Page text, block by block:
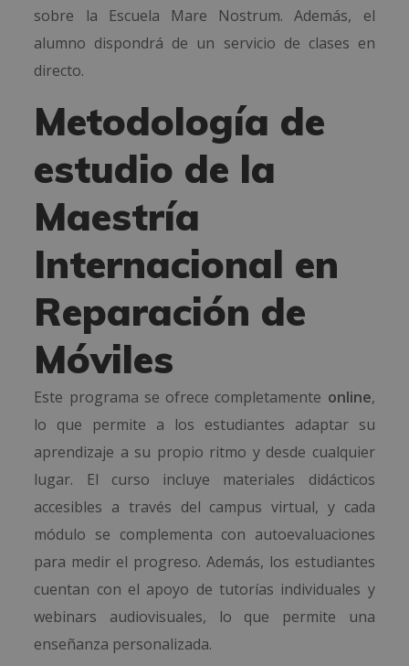
sobre la Escuela Mare Nostrum. Además, el
alumno dispondrá de un servicio de clases en
directo.
Metodología de
estudio de la
Maestría
Internacional en
Reparación de
Móviles
Este programa se ofrece completamente online,
lo que permite a los estudiantes adaptar su
aprendizaje a su propio ritmo y desde cualquier
lugar. El curso incluye materiales didácticos
accesibles a través del campus virtual, y cada
módulo se complementa con autoevaluaciones
para medir el progreso. Además, los estudiantes
cuentan con el apoyo de tutorías individuales y
webinars audiovisuales, lo que permite una
enseñanza personalizada.